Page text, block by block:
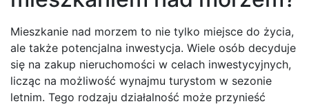
Mieszkanie nad morzem to nie tylko miejsce do życia,
ale także potencjalna inwestycja. Wiele osób decyduje
się na zakup nieruchomości w celach inwestycyjnych,
licząc na możliwość wynajmu turystom w sezonie
letnim. Tego rodzaju działalność może przynieść